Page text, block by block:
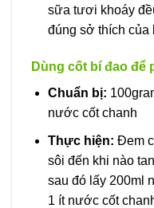
sữa tươi khoáy
đúng sở thích của
Dùng cốt bí đao để
Chuẩn bị:
nước cốt chanh
Thực hiện: Đem
sôi đến khi nào
sau đó lấy 200ml
1 ít nước cốt